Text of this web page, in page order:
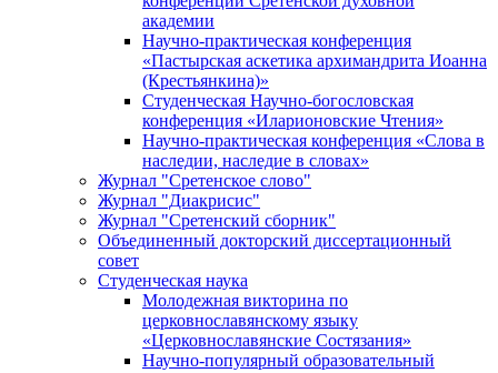
академии
Научно-практическая конференция
«Пастырская аскетика архимандрита Иоанна
(Крестьянкина)»
Студенческая Научно-богословская
конференция «Иларионовские Чтения»
Научно-практическая конференция «Cлова в
наследии, наследие в словах»
Журнал "Сретенское слово"
Журнал "Диакрисис"
Журнал "Сретенский сборник"
Объединенный докторский диссертационный
совет
Студенческая наука
Молодежная викторина по
церковнославянскому языку
«Церковнославянские Состязания»
Научно-популярный образовательный